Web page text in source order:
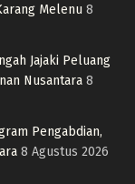
Melenu 8
Jajaki Peluang
Nusantara 8
Pengabdian,
8 Agustus 2026